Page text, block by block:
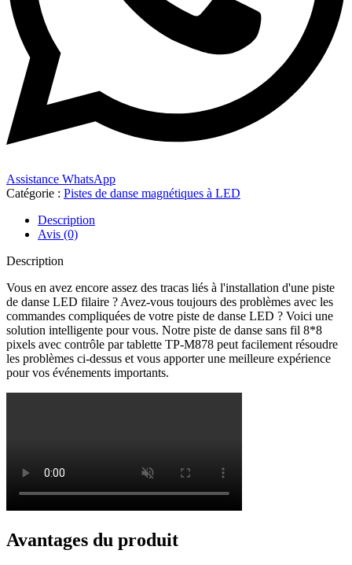
Assistance WhatsApp
Catégorie : Pistes de danse magnétiques à LED
Description
Avis (0)
Description
Vous en avez encore assez des tracas liés à l'installation d'une piste
de danse LED filaire ? Avez-vous toujours des problèmes avec les
commandes compliquées de votre piste de danse LED ? Voici une
solution intelligente pour vous. Notre piste de danse sans fil 8*8
pixels avec contrôle par tablette TP-M878 peut facilement résoudre
les problèmes ci-dessus et vous apporter une meilleure expérience
pour vos événements importants.
Avantages du produit